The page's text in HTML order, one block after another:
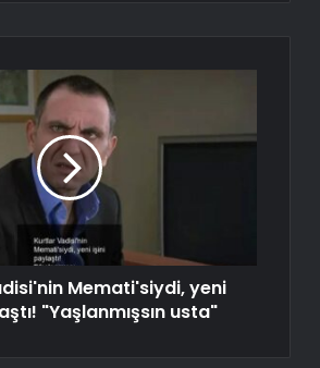
Memati'siydi, yeni
"Yaşlanmışsın usta"